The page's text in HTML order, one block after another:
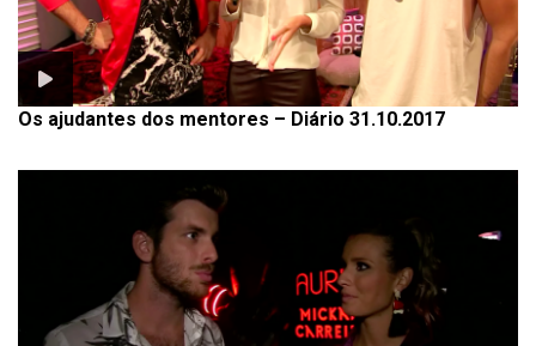
Os ajudantes dos mentores – Diário 31.10.2017